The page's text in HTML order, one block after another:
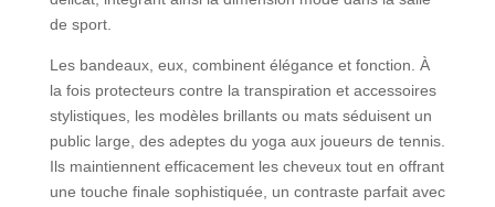
de sport.
Les bandeaux, eux, combinent élégance et fonction. À
la fois protecteurs contre la transpiration et accessoires
stylistiques, les modèles brillants ou mats séduisent un
public large, des adeptes du yoga aux joueurs de tennis.
Ils maintiennent efficacement les cheveux tout en offrant
une touche finale sophistiquée, un contraste parfait avec